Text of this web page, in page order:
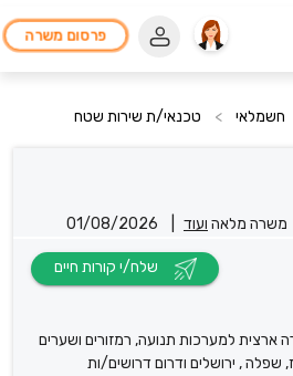
פרסום משרה
חשמלאי > טכנאי/ת שירות שטח
משרה מלאה ועוד 01/08/2026
ארצית למערכות תנועה, רמזורים ושערים
שפלה , ירושלים ודרום דרושים/ות